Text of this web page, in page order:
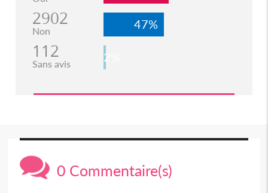
2902
Non 47%
112
Sans avis 2%
0 Commentaire(s)